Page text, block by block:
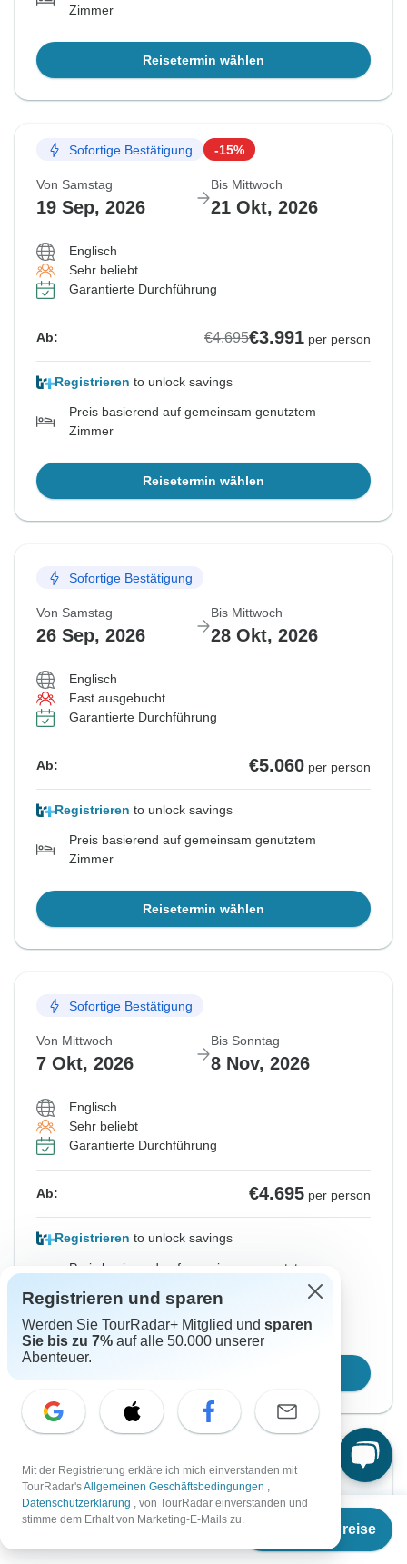
Ab€4.695
Termine & Preise
Zimmer
Reisetermin wählen
Sofortige Bestätigung -15%
Von Samstag
19 Sep, 2026
Bis Mittwoch
21 Okt, 2026
Englisch
Sehr beliebt
Garantierte Durchführung
Ab: €4.695€3.991 per person
Registrieren to unlock savings
Preis basierend auf gemeinsam genutztem
Zimmer
Reisetermin wählen
Sofortige Bestätigung
Von Samstag
26 Sep, 2026
Bis Mittwoch
28 Okt, 2026
Englisch
Fast ausgebucht
Garantierte Durchführung
Ab: €5.060 per person
Registrieren to unlock savings
Preis basierend auf gemeinsam genutztem
Zimmer
Reisetermin wählen
Sofortige Bestätigung
Von Mittwoch
7 Okt, 2026
Bis Sonntag
8 Nov, 2026
Englisch
Sehr beliebt
Garantierte Durchführung
Ab: €4.695 per person
Registrieren to unlock savings
Preis basierend auf gemeinsam genutztem
Platz für 48 Std reservieren
Sofortige Bestätigung
Von Mittwoch
14 Okt, 2026
Bis Sonntag
15 Nov, 2026
Registrieren und sparen
Werden Sie TourRadar+ Mitglied und sparen
Sie bis zu 7% auf alle 50.000 unserer
Abenteuer.
Mit der Registrierung erkläre ich mich einverstanden mit
TourRadar'sAllgemeinen Geschäftsbedingungen ,
Datenschutzerklärung , von TourRadar einverstanden und
stimme dem Erhalt von Marketing-E-Mails zu.